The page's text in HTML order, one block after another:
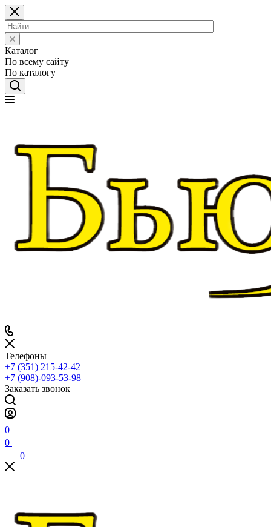
Каталог
По всему сайту
По каталогу
Телефоны
+7 (351) 215-42-42
+7 (908)-093-53-98
Заказать звонок
0
0
0